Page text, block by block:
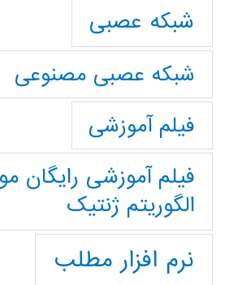
شبکه عصبی
شبکه عصبی مصنوعی
فیلم آموزشی
فیلم آموزشی رایگان
الگوریتم ژنتیک
نرم افزار مطلب